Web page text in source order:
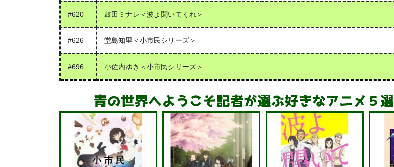
#620 鼓田ミナレ＜波よ聞いてくれ＞
#626 堂島知里＜小市民シリーズ＞
#696 小佐内ゆき＜小市民シリーズ＞
青の世界へようこそ記者が選ぶ好きなアニメ５選